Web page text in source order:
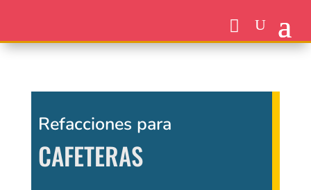
Refacciones para
CAFETERAS